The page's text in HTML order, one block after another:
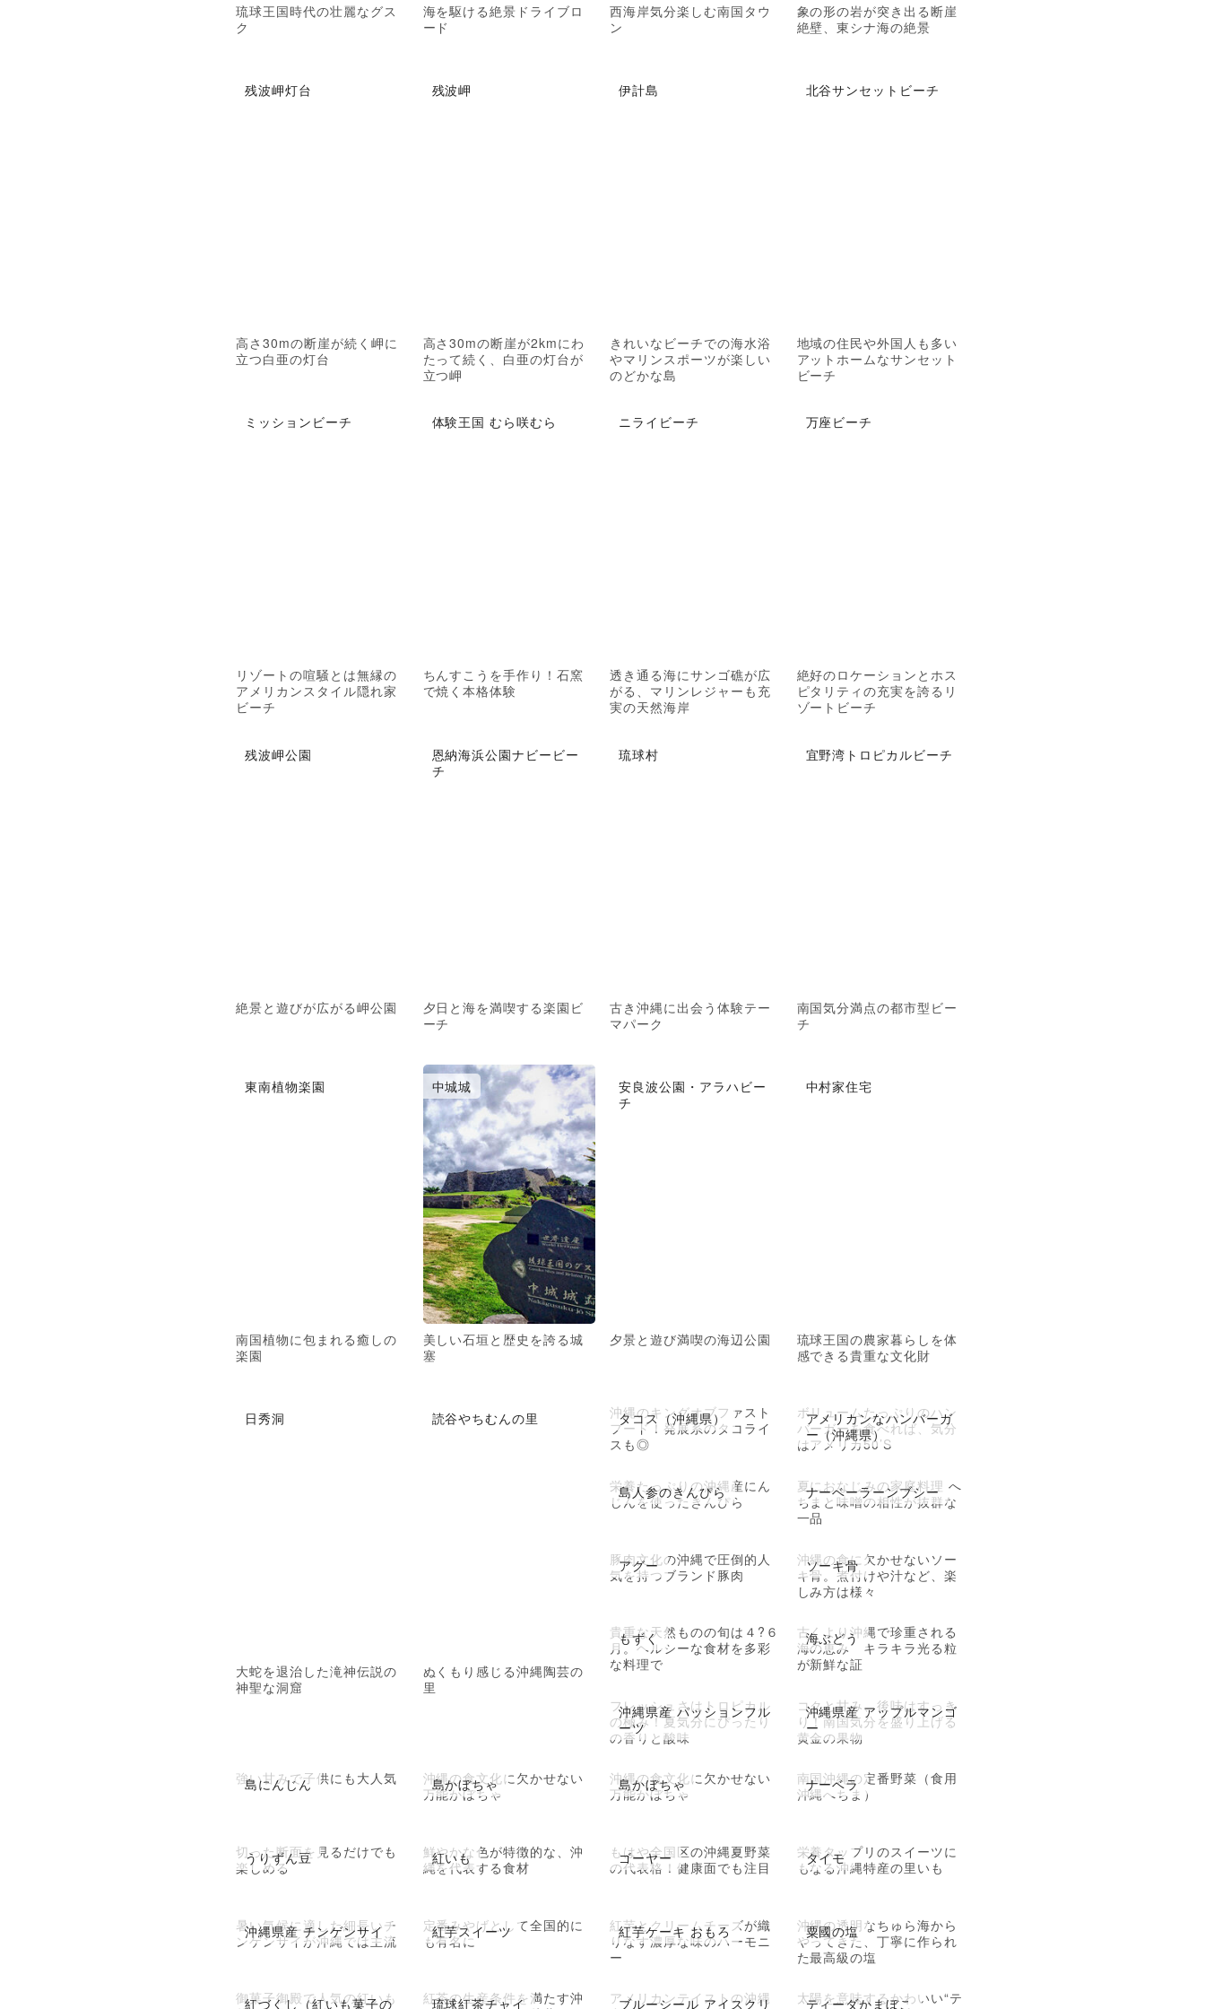
琉球王国時代の壮麗なグス
ク
海を駆ける絶景ドライブロ
ード
西海岸気分楽しむ南国タウ
ン
象の形の岩が突き出る断崖
絶壁、東シナ海の絶景
残波岬灯台
高さ30mの断崖が続く岬に
立つ白亜の灯台
残波岬
高さ30mの断崖が2kmにわ
たって続く、白亜の灯台が
立つ岬
伊計島
きれいなビーチでの海水浴
やマリンスポーツが楽しい
のどかな島
北谷サンセットビーチ
地域の住民や外国人も多い
アットホームなサンセット
ビーチ
ミッションビーチ
リゾートの喧騒とは無縁の
アメリカンスタイル隠れ家
ビーチ
体験王国 むら咲むら
ちんすこうを手作り！石窯
で焼く本格体験
ニライビーチ
透き通る海にサンゴ礁が広
がる、マリンレジャーも充
実の天然海岸
万座ビーチ
絶好のロケーションとホス
ピタリティの充実を誇るリ
ゾートビーチ
残波岬公園
絶景と遊びが広がる岬公園
恩納海浜公園ナビービー
チ
夕日と海を満喫する楽園ビ
ーチ
琉球村
古き沖縄に出会う体験テー
マパーク
宜野湾トロピカルビーチ
南国気分満点の都市型ビー
チ
東南植物楽園
南国植物に包まれる癒しの
楽園
中城城
美しい石垣と歴史を誇る城
塞
安良波公園・アラハビー
チ
夕景と遊び満喫の海辺公園
中村家住宅
琉球王国の農家暮らしを体
感できる貴重な文化財
日秀洞
大蛇を退治した滝神伝説の
神聖な洞窟
読谷やちむんの里
ぬくもり感じる沖縄陶芸の
里
タコス（沖縄県）
沖縄のキングオブファスト
フード！発展系のタコライ
スも◎
アメリカンなハンバーガ
ー（沖縄県）
ボリュームたっぷりのハン
バーガーを食べれば、気分
はアメリカ50’S
島人参のきんぴら
栄養たっぷりの沖縄産にん
じんを使ったきんぴら
ナーベーラーンブシー
夏におなじみの家庭料理 へ
ちまと味噌の相性が抜群な
一品
アグー
豚肉文化の沖縄で圧倒的人
気を持つブランド豚肉
ソーキ骨
沖縄の食に欠かせないソー
キ骨。煮付けや汁など、楽
しみ方は様々
もずく
貴重な天然ものの旬は４?６
月。ヘルシーな食材を多彩
な料理で
海ぶどう
古くより沖縄で珍重される
海の恵み キラキラ光る粒
が新鮮な証
沖縄県産 パッションフル
ーツ
フレッシュさはトロピカル
の極み！夏気分にぴったり
の香りと酸味
沖縄県産 アップルマンゴ
ー
コクと甘み、後味はすっき
り！南国気分を盛り上げる
黄金の果物
島にんじん
強い甘みで子供にも大人気 島かぼちゃ
沖縄の食文化に欠かせない
万能かぼちゃ
島かぼちゃ
沖縄の食文化に欠かせない
万能かぼちゃ
ナーベラ
南国沖縄の定番野菜（食用
沖縄へちま）
うりずん豆
切った断面を見るだけでも
楽しめる
紅いも
鮮やかな色が特徴的な、沖
縄を代表する食材
ゴーヤー
もはや全国区の沖縄夏野菜
の代表格！健康面でも注目
タイモ
栄養タップリのスイーツに
もなる沖縄特産の里いも
沖縄県産 チンゲンサイ
暑い気候に適した細長いチ
ンゲンサイが沖縄では主流
紅芋スイーツ
定番みやげとして全国的に
も有名に
紅芋ケーキ おもろ
紅芋とクリームチーズが織
りなす濃厚な味のハーモニ
ー
粟國の塩
沖縄の透明なちゅら海から
やってきた、丁寧に作られ
た最高級の塩
紅づくし（紅いも菓子の
御菓子御殿で人気の紅いも
琉球紅茶チャイ
紅茶の生産条件を満たす沖
ブルーシール アイスクリ
アメリカンテイストの沖縄
ティーダかまぼこ
太陽を意味するかわいい“テ